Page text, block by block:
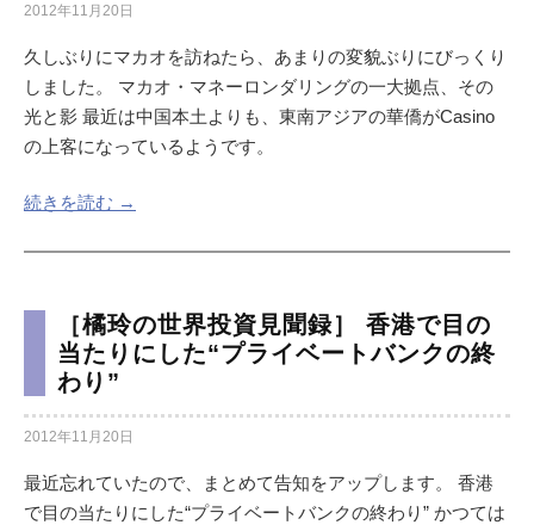
2012年11月20日
久しぶりにマカオを訪ねたら、あまりの変貌ぶりにびっくり
しました。 マカオ・マネーロンダリングの一大拠点、その
光と影 最近は中国本土よりも、東南アジアの華僑がCasino
の上客になっているようです。
続きを読む →
［橘玲の世界投資見聞録］ 香港で目の
当たりにした“プライベートバンクの終
わり”
2012年11月20日
最近忘れていたので、まとめて告知をアップします。 香港
で目の当たりにした“プライベートバンクの終わり” かつては